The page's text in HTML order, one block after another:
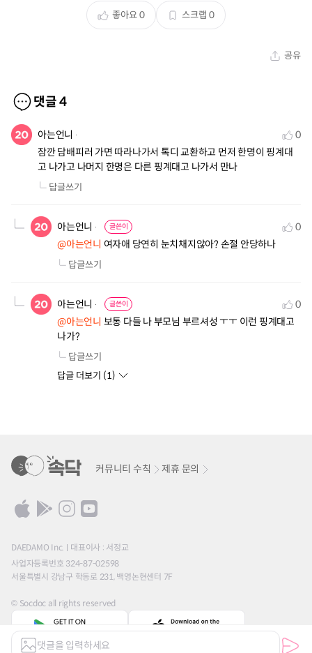
좋아요0 스크랩 0
공유
댓글4
아는언니
0
잠깐 담배피러 가면 따라나가서 톡디 교환하고 먼저 한명이 핑계대
고 나가고 나머지 한명은 다른 핑계대고 나가서 만나
답글쓰기
아는언니 글쓴이
0
@아는언니 여자애 당연히 눈치채지않아? 손절 안당하나
답글쓰기
아는언니 글쓴이
0
@아는언니 보통 다들 나 부모님 부르셔성 ㅜㅜ 이런 핑계대고
나가?
답글쓰기
답글 더보기 (1)
커뮤니티 수칙 제휴 문의
DAEDAMO Inc.
대표이사 : 서정교
사업자등록번호 324-87-02598
서울특별시 강남구 학동로 231, 백영논현센터 7F
© Socdoc all rights reserved